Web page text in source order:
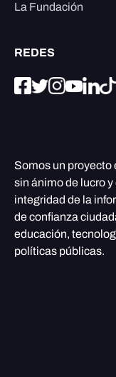
La Fundación
REDES
Somos un proyecto
sin ánimo de lucro
integridad de la
de confianza
educación,
políticas públicas.